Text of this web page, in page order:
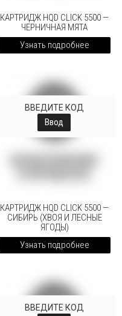
КАРТРИДЖ HQD CLICK 5500 —
ЧЕРНИЧНАЯ МЯТА
Узнать подробнее
ВВЕДИТЕ КОД
Ввод
КАРТРИДЖ HQD CLICK 5500 —
СИБИРЬ (ХВОЯ И ЛЕСНЫЕ
ЯГОДЫ)
Узнать подробнее
ВВЕДИТЕ КОД